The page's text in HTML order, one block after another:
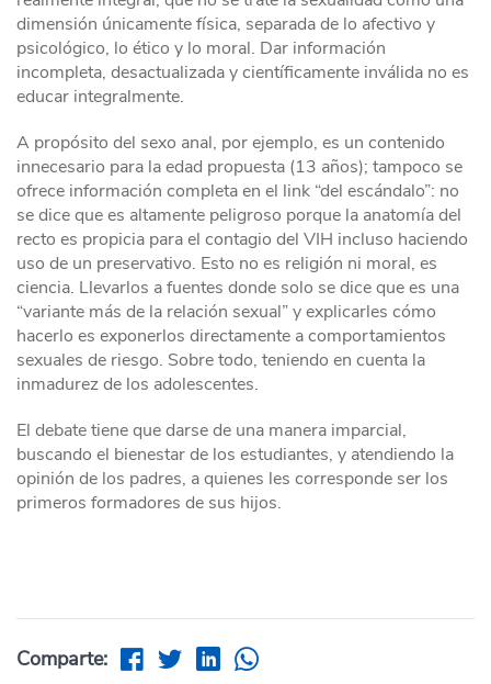
dimensión únicamente física, separada de lo afectivo y
psicológico, lo ético y lo moral. Dar información
incompleta, desactualizada y científicamente inválida no es
educar integralmente.
A propósito del sexo anal, por ejemplo, es un contenido
innecesario para la edad propuesta (13 años); tampoco se
ofrece información completa en el link “del escándalo”: no
se dice que es altamente peligroso porque la anatomía del
recto es propicia para el contagio del VIH incluso haciendo
uso de un preservativo. Esto no es religión ni moral, es
ciencia. Llevarlos a fuentes donde solo se dice que es una
“variante más de la relación sexual” y explicarles cómo
hacerlo es exponerlos directamente a comportamientos
sexuales de riesgo. Sobre todo, teniendo en cuenta la
inmadurez de los adolescentes.
El debate tiene que darse de una manera imparcial,
buscando el bienestar de los estudiantes, y atendiendo la
opinión de los padres, a quienes les corresponde ser los
primeros formadores de sus hijos.
Comparte: